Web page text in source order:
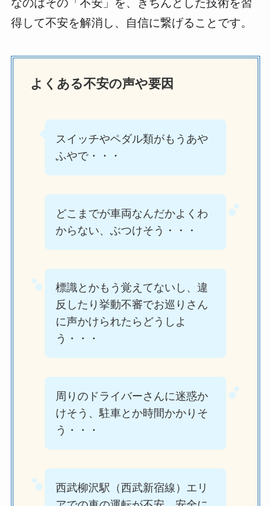
なのはその「不安」を、きちんとした技術を習
得して不安を解消し、自信に繋げることです。
よくある不安の声や要因
スイッチやペダル類がもうあや
ふやで・・・
どこまでが車両なんだかよくわ
からない、ぶつけそう・・・
標識とかもう覚えてないし、違
反したり挙動不審でお巡りさん
に声かけられたらどうしよ
う・・・
周りのドライバーさんに迷惑か
けそう、駐車とか時間かかりそ
う・・・
西武柳沢駅（西武新宿線）エリ